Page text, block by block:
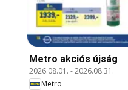
Metro akciós újság
2026.08.01. -2026.08.31.
Metro